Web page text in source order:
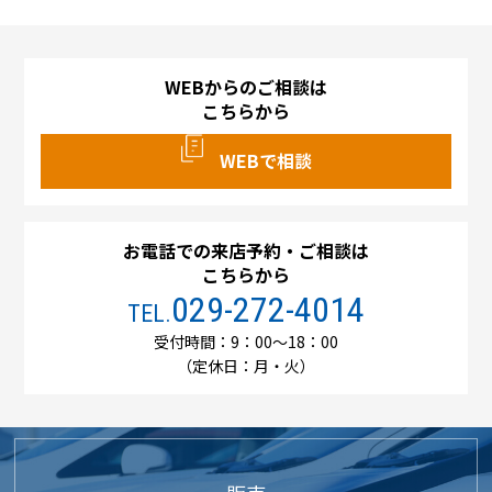
WEBからのご相談は
こちらから
WEBで相談
お電話での来店予約・ご相談は
こちらから
TEL.029-272-4014
受付時間：9：00～18：00
（定休日：月・火）